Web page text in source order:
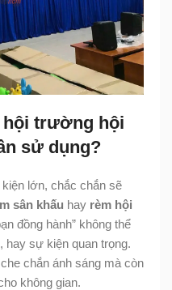
hội trường hội
sử dụng?
lớn, chắc chắn sẽ
sân khấu hay rèm hội
đồng hành” không thể
hay sự kiện quan trọng.
chắn ánh sáng mà còn
không gian.